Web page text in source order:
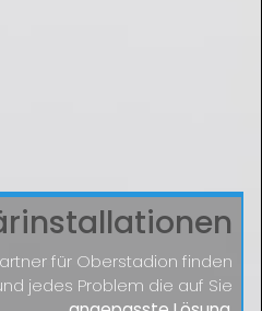
für Oberstadion finden
jedes Problem die auf Sie